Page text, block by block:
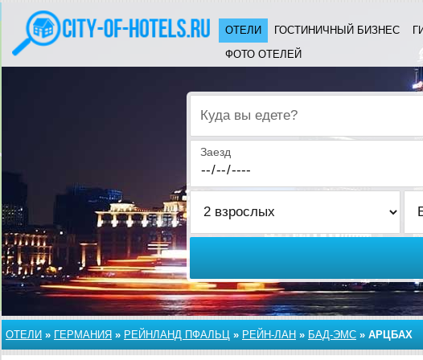
ОТЕЛИ ГОСТИНИЧНЫЙ БИЗНЕС
ФОТО ОТЕЛЕЙ
Куда вы едете?
Заезд
ОТЕЛИ » ГЕРМАНИЯ » РЕЙНЛАНД ПФАЛЬЦ » РЕЙН-ЛАН » БАД-ЭМС » АРЦБАХ